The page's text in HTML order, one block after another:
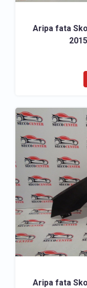
Aripa fata
Aripa fata